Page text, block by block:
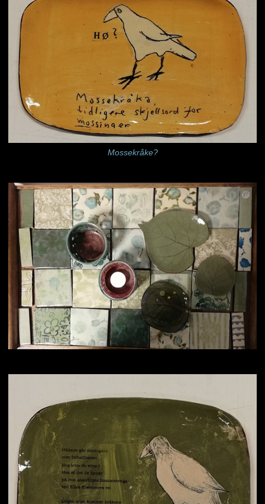
Mossekråke?